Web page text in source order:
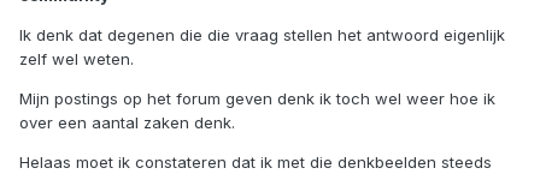
Ik denk dat degenen die die vraag stellen het antwoord eigenlijk
zelf wel weten.
Mijn postings op het forum geven denk ik toch wel weer hoe ik
over een aantal zaken denk.
Helaas moet ik constateren dat ik met die denkbeelden steeds